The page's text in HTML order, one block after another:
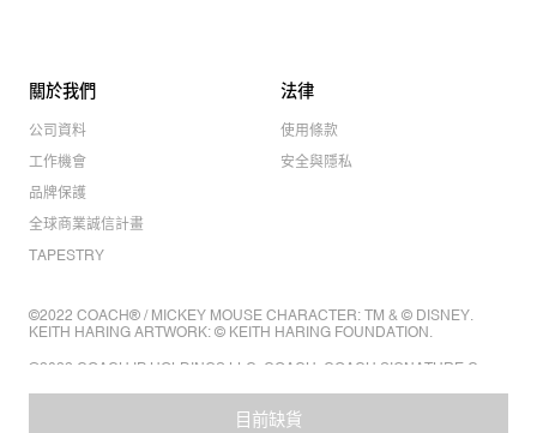
目前缺貨
關於我們
公司資料
工作機會
品牌保護
全球商業誠信計畫
TAPESTRY
法律
使用條款
安全與隱私
©2022 COACH® / MICKEY MOUSE CHARACTER: TM & © DISNEY.
KEITH HARING ARTWORK: © KEITH HARING FOUNDATION.
©2022 COACH IP HOLDINGS LLC. COACH, COACH SIGNATURE C